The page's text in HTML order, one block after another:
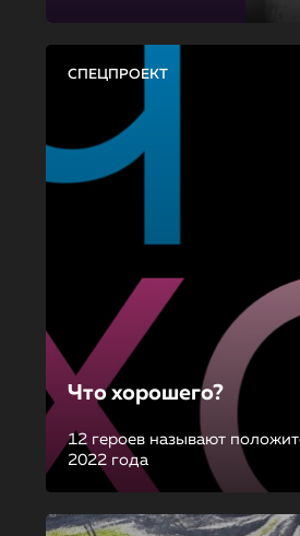
СПЕЦПРОЕКТ
Что хорошего?
12 героев называют
2022 года